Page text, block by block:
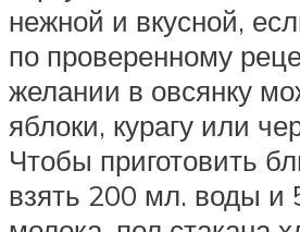
нежной и вкусной,
по проверенному
желании в овсянку
яблоки, курагу или
Чтобы приготовить
взять 200 мл. воды и